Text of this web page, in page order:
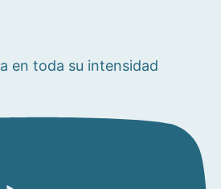
en toda su intensidad